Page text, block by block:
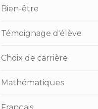
Bien-être
Témoignage d'élève
Choix de carrière
Mathématiques